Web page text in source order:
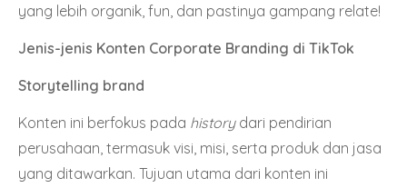
yang lebih organik, fun, dan pastinya gampang relate!
Jenis-jenis Konten Corporate Branding di TikTok
Storytelling brand
Konten ini berfokus pada historydari pendirian
perusahaan, termasuk visi, misi, serta produk dan jasa
yang ditawarkan. Tujuan utama dari konten ini